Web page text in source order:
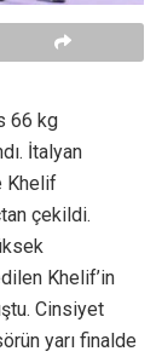
66 kg
İtalyan
Khelif
çekildi.
Khelif’in
Cinsiyet
yarı finalde